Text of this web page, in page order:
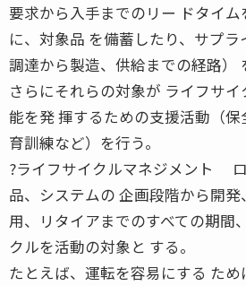
要求から入手までのリー ドタイ
に、対象品 を備蓄したり、サプ
調達から製造、供給までの経路）
さらにそれらの対象が ライフサ
能を発 揮するための支援活動（
育訓練など）を行う。
?ライフサイクルマネジメント
品、システムの 企画段階から開
用、リタイアまでのすべての期間
クルを活動の対象と する。
たとえば、運転を容易にする た